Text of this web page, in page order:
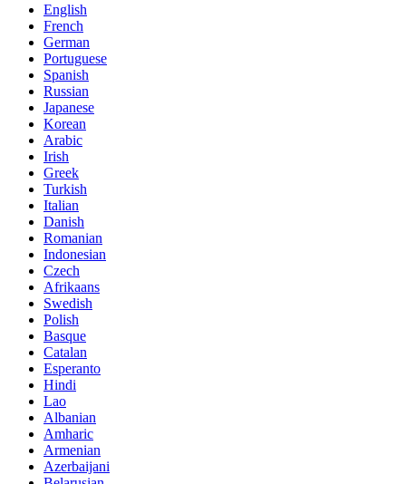
English
French
German
Portuguese
Spanish
Russian
Japanese
Korean
Arabic
Irish
Greek
Turkish
Italian
Danish
Romanian
Indonesian
Czech
Afrikaans
Swedish
Polish
Basque
Catalan
Esperanto
Hindi
Lao
Albanian
Amharic
Armenian
Azerbaijani